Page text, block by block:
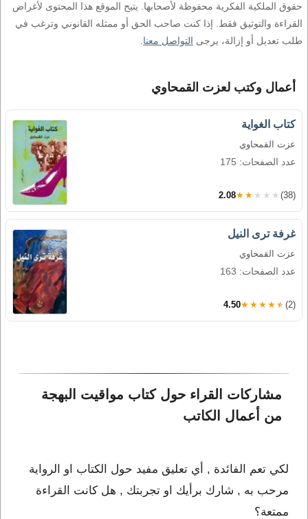
حقوق الملكية الفكرية محفوظة لأصحابها. يتيح الموقع هذا المحتوى لأغراض
القراءة والتوثيق فقط. إذا كنت صاحب الحق أو ممثله القانوني وترغب في
طلب تعديل أو إزالة، يرجى التواصل معنا
أعمال وكتب لعزت القمحاوي
كتاب الغواية
عزت القمحاوي
عدد الصفحات: 175
2.08★★★★★ (38)
غرفة ترى النيل
عزت القمحاوي
عدد الصفحات: 163
4.50★★★★★ (2)
مشاركات القراء حول كتاب مواقيت البهجة
من أعمال الكاتب
لكي تعم الفائدة , أي تعليق مفيد حول الكتاب او الرواية
مرحب به , شارك برأيك او تجربتك , هل كانت القراءة
ممتعة؟